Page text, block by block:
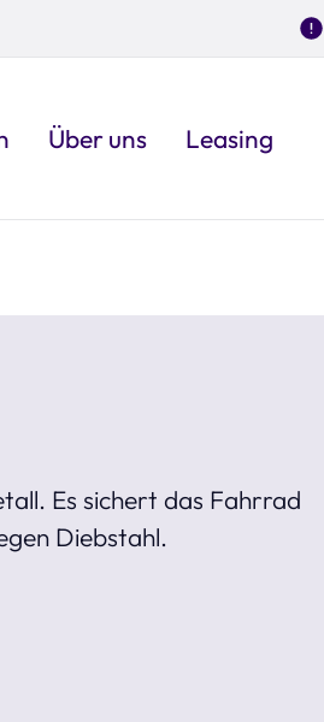
Über uns Leasing
Es sichert das Fahrrad
Diebstahl.